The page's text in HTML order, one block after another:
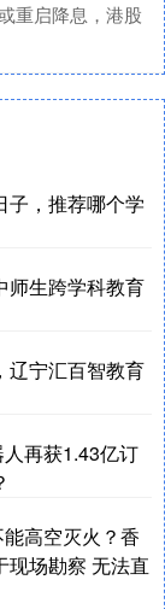
重启降息，港股
子，推荐哪个学
师生跨学科教育
辽宁汇百智教育
再获1.43亿订
高空灭火？香
现场勘察 无法直